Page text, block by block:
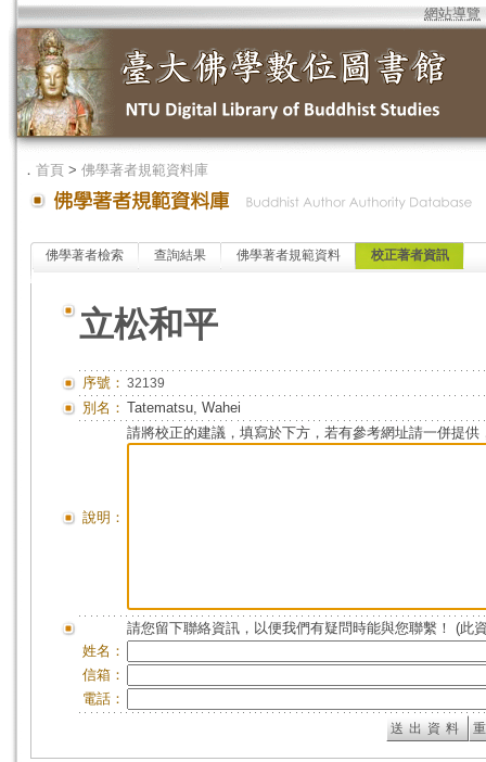
網站導覽
． 首頁 > 佛學著者規範資料庫
佛學著者檢索 查詢結果 佛學著者規範資料 校正著者資訊
立松和平
序號： 32139
別名： Tatematsu, Wahei
說明：
請將校正的建議，填寫於下方，若有參考網址請一併提供
請您留下聯絡資訊，以便我們有疑問時能與您聯繫！ (此
姓名：
信箱：
電話：